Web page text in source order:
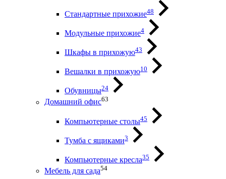
Стандартные прихожие48
Модульные прихожие4
Шкафы в прихожую43
Вешалки в прихожую10
Обувницы24
Домашний офис63
Компьютерные столы45
Тумба с ящиками3
Компьютерные кресла35
Мебель для сада54